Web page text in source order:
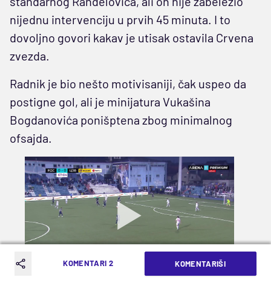
nijednu intervenciju u prvih 45 minuta. I to
dovoljno govori kakav je utisak ostavila Crvena
zvezda.
Radnik je bio nešto motivisaniji, čak uspeo da
postigne gol, ali je minijatura Vukašina
Bogdanovića ponišptena zbog minimalnog
ofsajda.
KOMENTARI 2 KOMENTARIŠI